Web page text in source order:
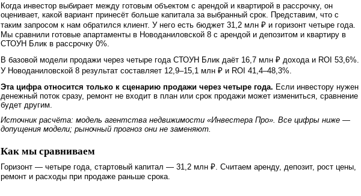
Когда инвестор выбирает между готовым объектом с арендой и квартирой в рассрочку, он
оценивает, какой вариант принесёт больше капитала за выбранный срок. Представим, что с
таким запросом к нам обратился клиент. У него есть бюджет 31,2 млн ₽ и горизонт четыре года.
Мы сравнили готовые апартаменты в Новоданиловской 8 с арендой и депозитом и квартиру в
СТОУН Блик в рассрочку 0%.
В базовой модели продажи через четыре года СТОУН Блик даёт 16,7 млн ₽ дохода и ROI 53,6%.
У Новоданиловской 8 результат составляет 12,9–15,1 млн ₽ и ROI 41,4–48,3%.
Эта цифра относится только к сценарию продажи через четыре года. Если инвестору нужен
денежный поток сразу, ремонт не входит в план или срок продажи может измениться, сравнение
будет другим.
Источник расчёта: модель агентства недвижимости «Инвестера Про». Все цифры ниже —
допущения модели; рыночный прогноз они не заменяют.
Как мы сравниваем
Горизонт — четыре года, стартовый капитал — 31,2 млн ₽. Считаем аренду, депозит, рост цены,
ремонт и расходы при продаже раньше срока.